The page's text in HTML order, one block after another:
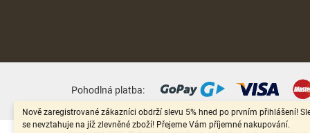
Nově zaregistrované zákazníci obdrží slevu 5% hned po prvním přihlášení!
se nevztahuje na jíž zlevněné zboží! Přejeme Vám příjemné nakupování.
Pohodlná platba: